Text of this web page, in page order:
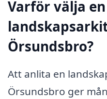
Varför välja en
Örsundsbro?
Att anlita en
Örsundsbro ger